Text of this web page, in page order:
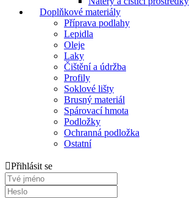
Doplňkové materiály
Příprava podlahy
Lepidla
Oleje
Laky
Čištění a údržba
Profily
Soklové lišty
Brusný materiál
Spárovací hmota
Podložky
Ochranná podložka
Ostatní
Přihlásit se